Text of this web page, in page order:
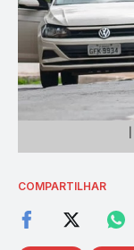
COMPARTILHAR